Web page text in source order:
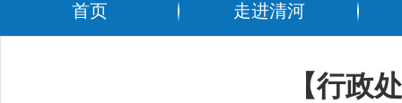
首页 走进清河
【行政